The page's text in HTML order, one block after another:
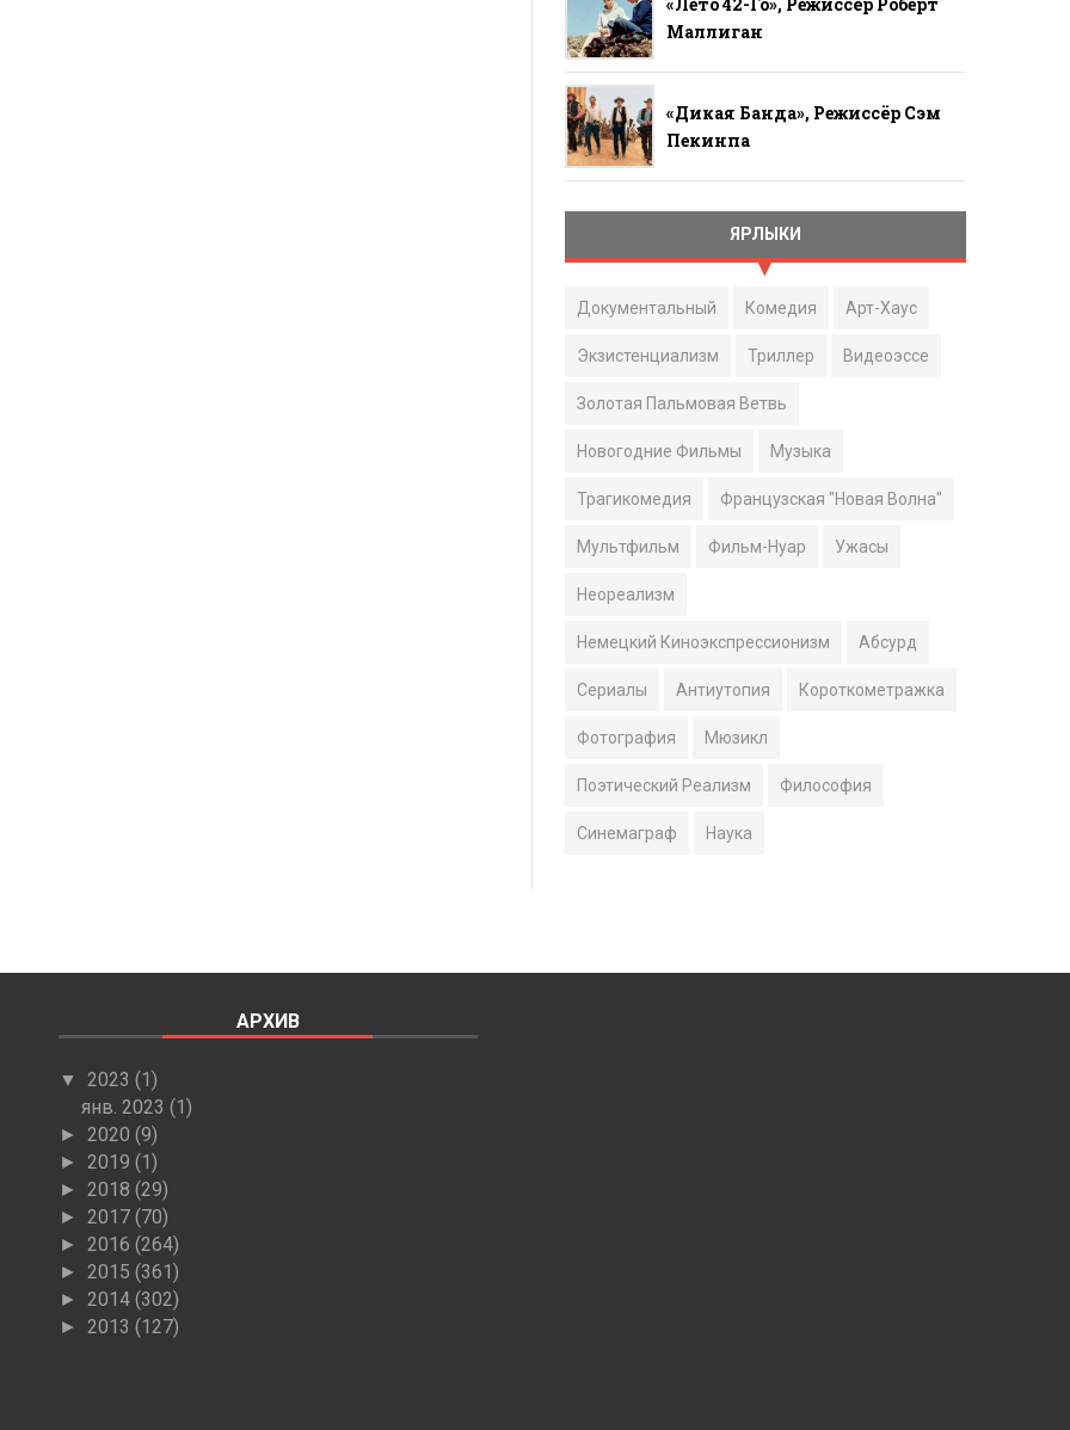
«Лето 42-Го», Режиссёр Роберт
Маллиган
«Дикая Банда», Режиссёр Сэм
Пекинпа
ЯРЛЫКИ
Документальный Комедия Арт-Хаус
Экзистенциализм Триллер Видеоэссе
Золотая Пальмовая Ветвь
Новогодние Фильмы Музыка
Трагикомедия Французская "Новая Волна"
Мультфильм Фильм-Нуар Ужасы
Неореализм
Немецкий Киноэкспрессионизм Абсурд
Сериалы Антиутопия Короткометражка
Фотография Мюзикл
Поэтический Реализм Философия
Синемаграф Наука
АРХИВ
▼ 2023 (1)
янв. 2023 (1)
► 2020 (9)
► 2019 (1)
► 2018 (29)
► 2017 (70)
► 2016 (264)
► 2015 (361)
► 2014 (302)
► 2013 (127)